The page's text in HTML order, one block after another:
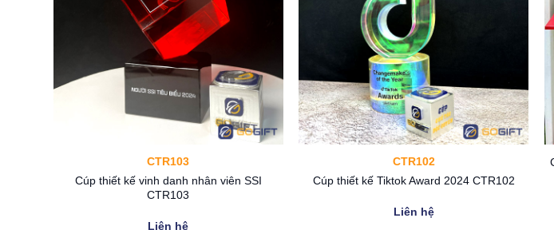
Cúp pha lê vinh danh PLM18 mang tới
Thông tin chi tiết về Cúp pha lê vinh danh PLM18
Chất liệu: Pha lê (hoặc thuỷ tinh), kim loại
Màu sắc: Trong suốt, vàng
CTR103
Cúp thiết kế vinh danh nhân viên SSI
CTR103
Liên hệ
CTR102
Cúp thiết kế Tiktok Award 2024 CTR102
Liên hệ